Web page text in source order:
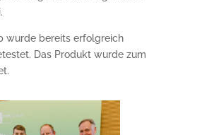
wurde bereits erfolgreich
Das Produkt wurde zum